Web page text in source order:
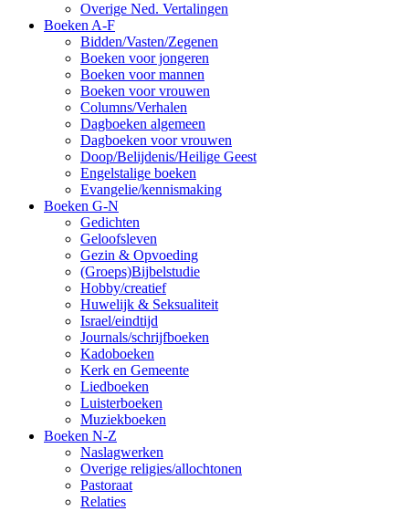
Overige Ned. Vertalingen
Boeken A-F
Bidden/Vasten/Zegenen
Boeken voor jongeren
Boeken voor mannen
Boeken voor vrouwen
Columns/Verhalen
Dagboeken algemeen
Dagboeken voor vrouwen
Doop/Belijdenis/Heilige Geest
Engelstalige boeken
Evangelie/kennismaking
Boeken G-N
Gedichten
Geloofsleven
Gezin & Opvoeding
(Groeps)Bijbelstudie
Hobby/creatief
Huwelijk & Seksualiteit
Israel/eindtijd
Journals/schrijfboeken
Kadoboeken
Kerk en Gemeente
Liedboeken
Luisterboeken
Muziekboeken
Boeken N-Z
Naslagwerken
Overige religies/allochtonen
Pastoraat
Relaties